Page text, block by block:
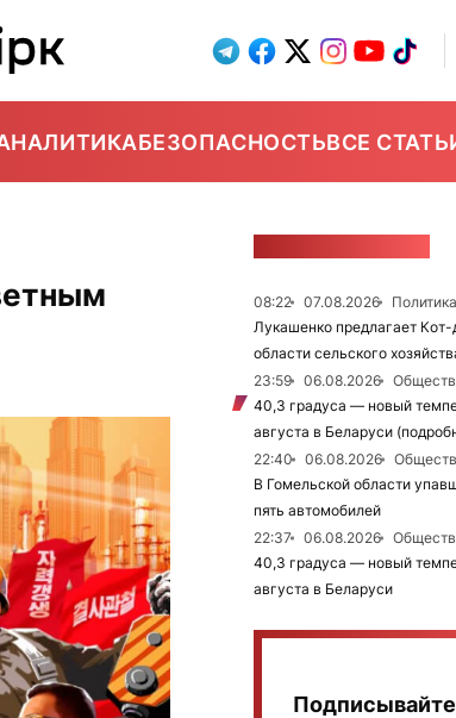
БЕЗОПАСНОСТЬВСЕ
08:22 07.08.2026
Лукашенко предлагает
области сельского
23:59
06.08.2026
40,3 градуса — новый
августа в Беларуси
22:40
06.08.2026
В Гомельской области
пять автомобилей
22:37
06.08.2026
40,3 градуса — новый
августа в Беларуси